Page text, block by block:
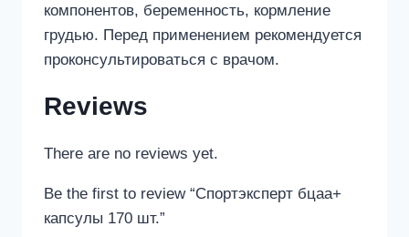
компонентов, беременность, кормление
грудью. Перед применением рекомендуется
проконсультироваться с врачом.
Reviews
There are no reviews yet.
Be the first to review “Спортэксперт бцаа+
капсулы 170 шт.”